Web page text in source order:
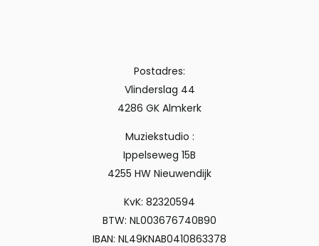
Postadres:
Vlinderslag 44
4286 GK Almkerk
Muziekstudio :
Ippelseweg 15B
4255 HW Nieuwendijk
KvK: 82320594
BTW: NL003676740B90
IBAN: NL49KNAB0410863378